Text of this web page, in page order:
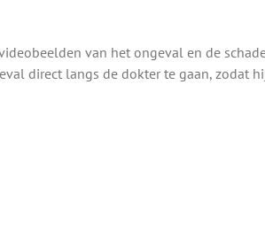
van het ongeval en de
direct langs de dokter te gaan,